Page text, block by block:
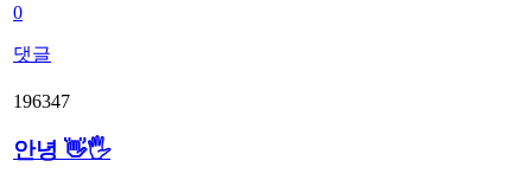
0
댓글
196347
안녕 👋🖐